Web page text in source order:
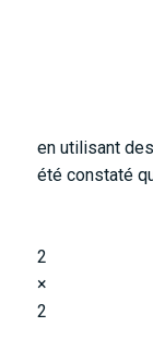
en utilisant
été constaté
2
×
2